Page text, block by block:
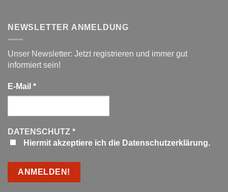
NEWSLETTER ANMELDUNG
Unser Newsletter: Jetzt registrieren und immer gut
informiert sein!
E-Mail *
DATENSCHUTZ *
Hiermit akzeptiere ich die Datenschutzerklärung.